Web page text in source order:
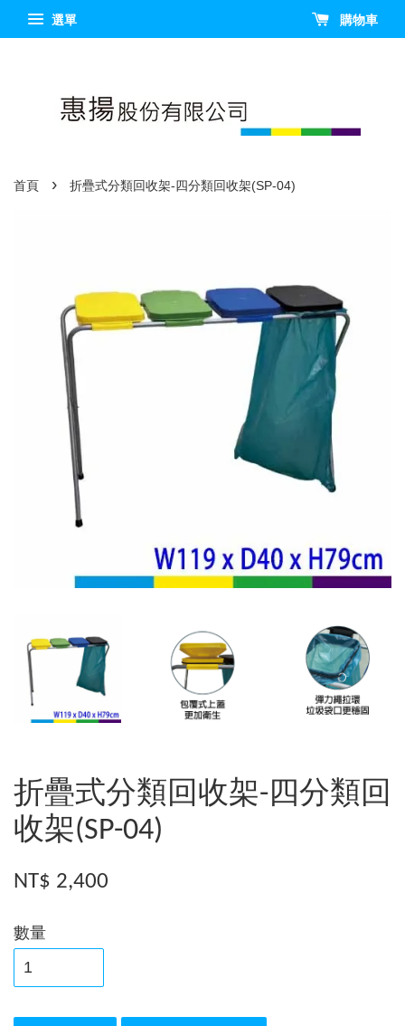
選單 購物車
首頁 › 折疊式分類回收架-四分類回收架(SP-04)
折疊式分類回收架-四分類回
收架(SP-04)
NT$ 2,400
數量